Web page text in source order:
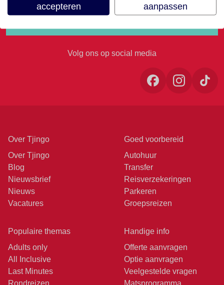
Volg ons op social media
Over Tjingo
Over Tjingo
Blog
Nieuwsbrief
Nieuws
Vacatures
Goed voorbereid
Autohuur
Transfer
Reisverzekeringen
Parkeren
Groepsreizen
Populaire themas
Adults only
All Inclusive
Last Minutes
Rondreizen
Handige info
Offerte aanvragen
Optie aanvragen
Veelgestelde vragen
Matsprogramma
accepteren
aanpassen